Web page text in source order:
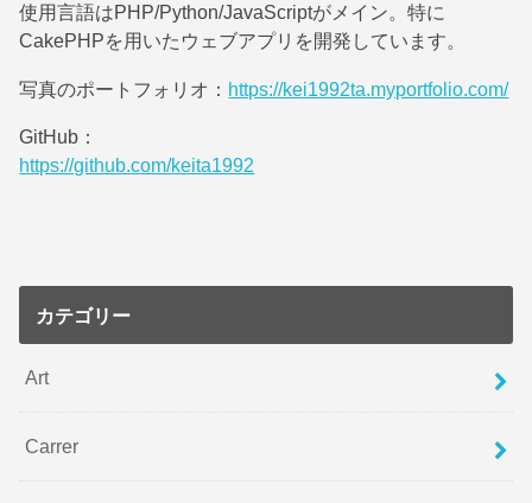
使用言語はPHP/Python/JavaScriptがメイン。特に
CakePHPを用いたウェブアプリを開発しています。
写真のポートフォリオ： https://kei1992ta.myportfolio.com/
GitHub：
https://github.com/keita1992
カテゴリー
Art
Carrer